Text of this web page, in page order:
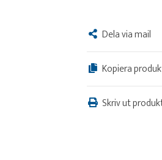
Dela via mail
Kopiera
Skriv ut